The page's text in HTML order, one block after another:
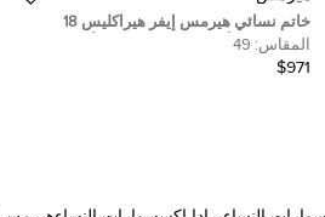
خاتم نسائي هيرمس إيفر هيراكليس 18
قيراط ذهب أبيض مقاس الاتحاد الأوروبي 49
المقاس: 49
$971